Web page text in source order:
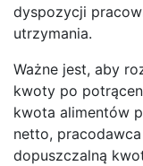
dyspozycji
utrzymania.
Ważne jest, aby
kwoty po
kwota alimentów
netto,
dopuszczalną